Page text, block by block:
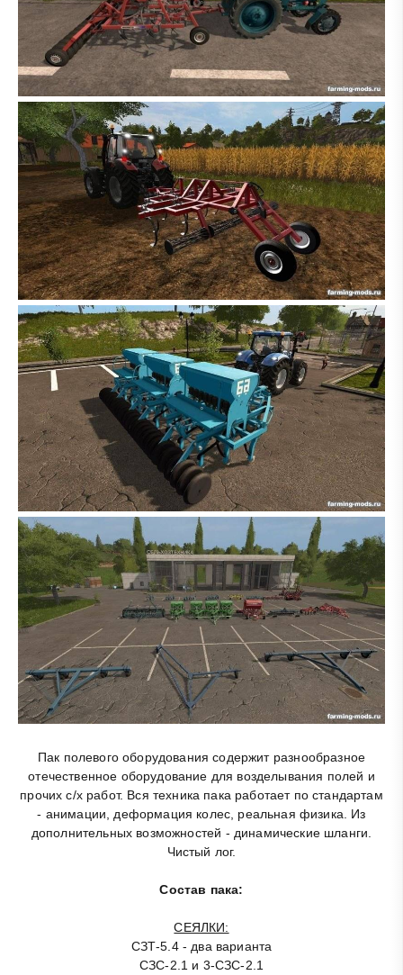
Пак полевого оборудования содержит разнообразное
отечественное оборудование для возделывания полей и
прочих c/х работ. Вся техника пака работает по стандартам
- анимации, деформация колес, реальная физика. Из
дополнительных возможностей - динамические шланги.
Чистый лог.
Состав пака:
СЕЯЛКИ:
СЗТ-5.4 - два варианта
СЗС-2.1 и 3-СЗС-2.1